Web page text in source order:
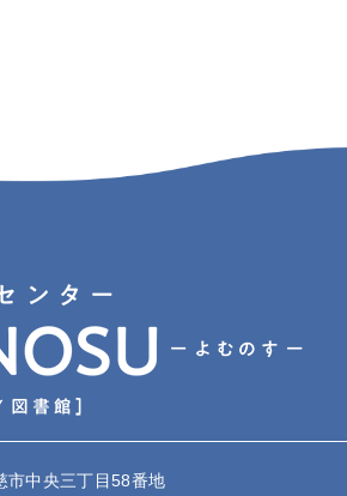
市中央三丁目58番地